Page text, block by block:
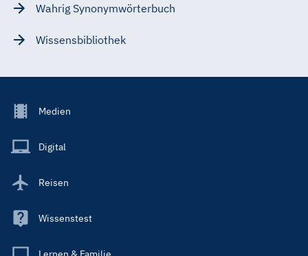
Wahrig Synonymwörterbuch
Wissensbibliothek
Footer
Main
Medien
Digital
Reisen
Wissenstest